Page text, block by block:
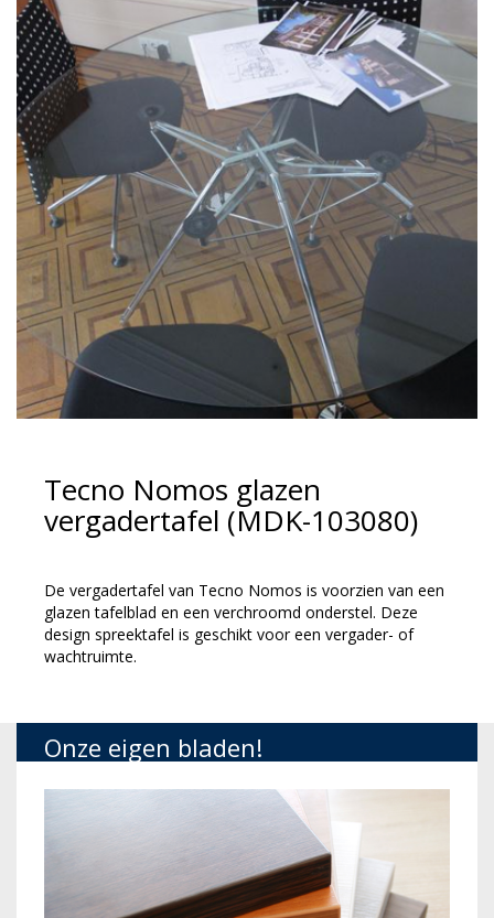
Tecno Nomos glazen
vergadertafel (MDK-103080)
De vergadertafel van Tecno Nomos is voorzien van een
glazen tafelblad en een verchroomd onderstel. Deze
design spreektafel is geschikt voor een vergader- of
wachtruimte.
Onze eigen bladen!